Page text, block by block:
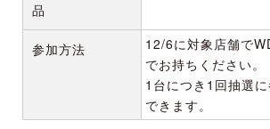
品
参加方法
12/6に対象店舗で
でお持ちください。
1台につき1回抽選
できます。